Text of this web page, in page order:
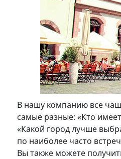
В нашу компанию все
самые разные: «Кто
«Какой город лучше
по наиболее часто
Вы также можете